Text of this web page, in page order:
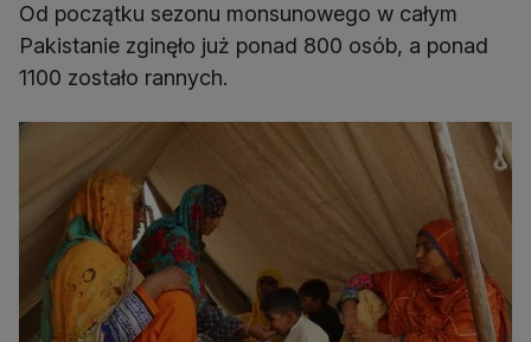
Od początku sezonu monsunowego w całym
Pakistanie zginęło już ponad 800 osób, a ponad
1100 zostało rannych.